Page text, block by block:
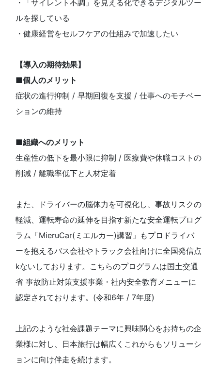
・「サイレント不調」を見える化できるデジタルツー
ルを探している
・健康経営をセルフケアの仕組みで加速したい
【導入の期待効果】
■個人のメリット
症状の進行抑制 / 早期回復を支援 / 仕事へのモチベー
ションの維持
■組織へのメリット
生産性の低下を最小限に抑制 / 医療費や休職コストの
削減 / 離職率低下と人材定着
また、ドライバーの脳体力を可視化し、事故リスクの
軽減、運転寿命の延伸を目指す新たな安全運転プログ
ラム「MieruCar(ミエルカー)講習」もプロドライバ
ーを抱えるバス会社やトラック会社向けに全国発信点
kないしております。こちらのプログラムは国土交通
省 事故防止対策支援事業・社内安全教育メニューに
認定されております。(令和6年 / 7年度)
上記のような社会課題テーマに興味関心をお持ちの企
業様に対し、日本旅行は幅広くこれからもソリューシ
ョンに向け伴走を続けます。